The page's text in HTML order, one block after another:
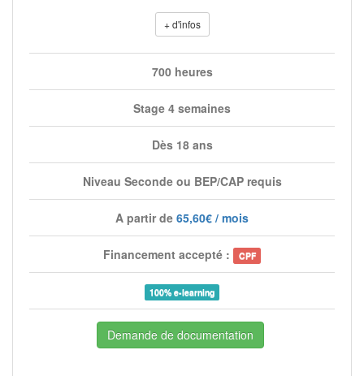
+ d'infos
700 heures
Stage 4 semaines
Dès 18 ans
Niveau Seconde ou BEP/CAP requis
A partir de 65,60€ / mois
Financement accepté : CPF
100% e-learning
Demande de documentation